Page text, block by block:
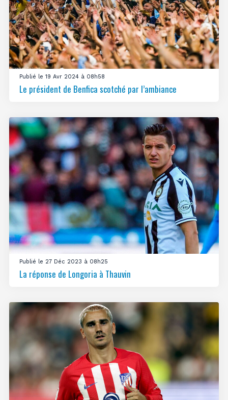
Publié le 19 Avr 2024 à 08h58
Le président de Benfica scotché par l’ambiance
Publié le 27 Déc 2023 à 08h25
La réponse de Longoria à Thauvin